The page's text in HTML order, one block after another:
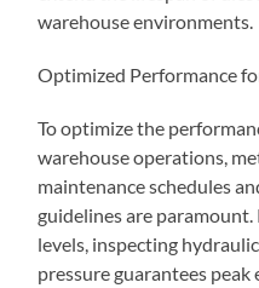
warehouse environments.
Optimized Performance
To optimize the
warehouse operations,
maintenance schedules
guidelines are paramount.
levels, inspecting
pressure guarantees